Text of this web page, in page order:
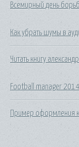
Всемирный день
Как убрать шумы в
Читать книгу
Football manager
Пример оформления